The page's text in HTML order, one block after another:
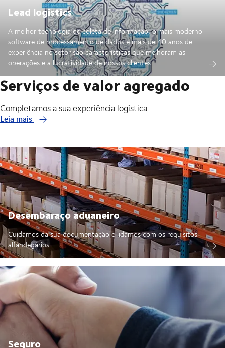
Lead logistics
A melhor tecnologia de coleta de informação, o mais moderno
software de processamento de dados e mais de 40 anos de
experiência no setor são características que melhoram as
operações e a lucratividade de nossos clientes.
Serviços de valor agregado
Completamos a sua experiência logística
Leia mais
Desembaraço aduaneiro
Cuidamos da sua documentação e lidamos com os requisitos
alfandegários
Seguro